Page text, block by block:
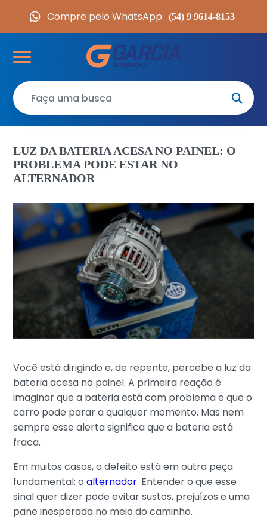
Compre pelo WhatsApp: (54) 9 9614-8153
LUZ DA BATERIA ACESA NO PAINEL: O
PROBLEMA PODE ESTAR NO
ALTERNADOR
Você está dirigindo e, de repente, percebe a luz da
bateria acesa no painel. A primeira reação é
imaginar que a bateria está com problema e que o
carro pode parar a qualquer momento. Mas nem
sempre esse alerta significa que a bateria está
fraca.
Em muitos casos, o defeito está em outra peça
fundamental: oalternador. Entender o que esse
sinal quer dizer pode evitar sustos, prejuízos e uma
pane inesperada no meio do caminho.